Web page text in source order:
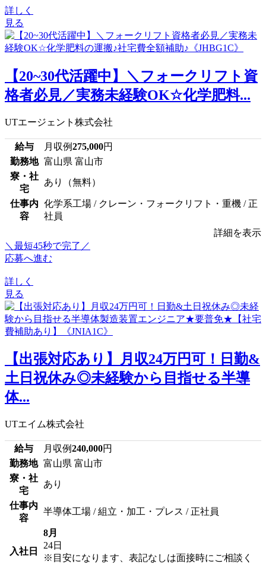
詳しく
見る
【20~30代活躍中】＼フォークリフト資
格者必見／実務未経験OK☆化学肥料...
UTエージェント株式会社
給与 月収例275,000円
勤務地 富山県 富山市
寮・社
宅
あり（無料）
仕事内
容
化学系工場 / クレーン・フォークリフト・重機 / 正
社員
詳細を表示
＼最短45秒で完了／
応募へ進む
詳しく
見る
【出張対応あり】月収24万円可！日勤&
土日祝休み◎未経験から目指せる半導
体...
UTエイム株式会社
給与 月収例240,000円
勤務地 富山県 富山市
寮・社
宅
あり
仕事内
容
半導体工場 / 組立・加工・プレス / 正社員
入社日
8月
24日
※目安になります、表記なしは面接時にご相談く